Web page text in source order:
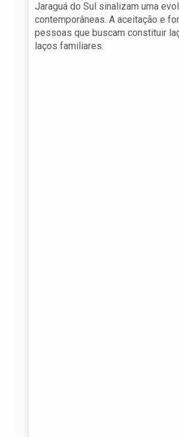
Jaraguá do Sul sinalizam uma
contemporâneas. A aceitação e
pessoas que buscam constituir
laços familiares.